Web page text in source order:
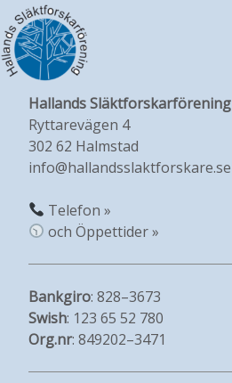
Hallands Släktforskarförening
Ryttarevägen 4
302 62 Halmstad
info@hallandsslaktforskare.se
Telefon »
och Öppettider »
Bankgiro: 828–3673
Swish: 123 65 52 780
Org.nr: 849202–3471